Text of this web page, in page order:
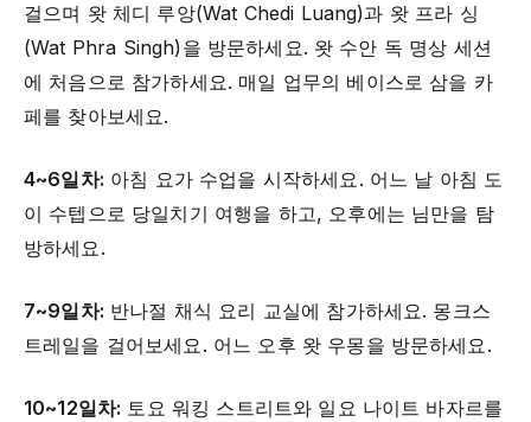
걸으며 왓 체디 루앙(Wat Chedi Luang)과 왓 프라 싱
(Wat Phra Singh)을 방문하세요. 왓 수안 독 명상 세션
에 처음으로 참가하세요. 매일 업무의 베이스로 삼을 카
페를 찾아보세요.
4~6일차: 아침 요가 수업을 시작하세요. 어느 날 아침 도
이 수텝으로 당일치기 여행을 하고, 오후에는 님만을 탐
방하세요.
7~9일차: 반나절 채식 요리 교실에 참가하세요. 몽크스
트레일을 걸어보세요. 어느 오후 왓 우몽을 방문하세요.
10~12일차: 토요 워킹 스트리트와 일요 나이트 바자르를